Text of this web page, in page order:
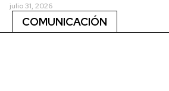
julio 31, 2026
COMUNICACIÓN